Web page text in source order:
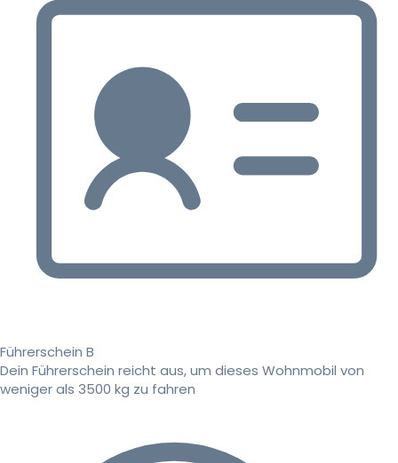
Führerschein B
Dein Führerschein reicht aus, um dieses Wohnmobil von
weniger als 3500 kg zu fahren